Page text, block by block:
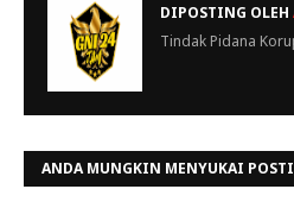
DIPOSTING OLEH
Tindak Pidana
ANDA MUNGKIN MENYUKAI